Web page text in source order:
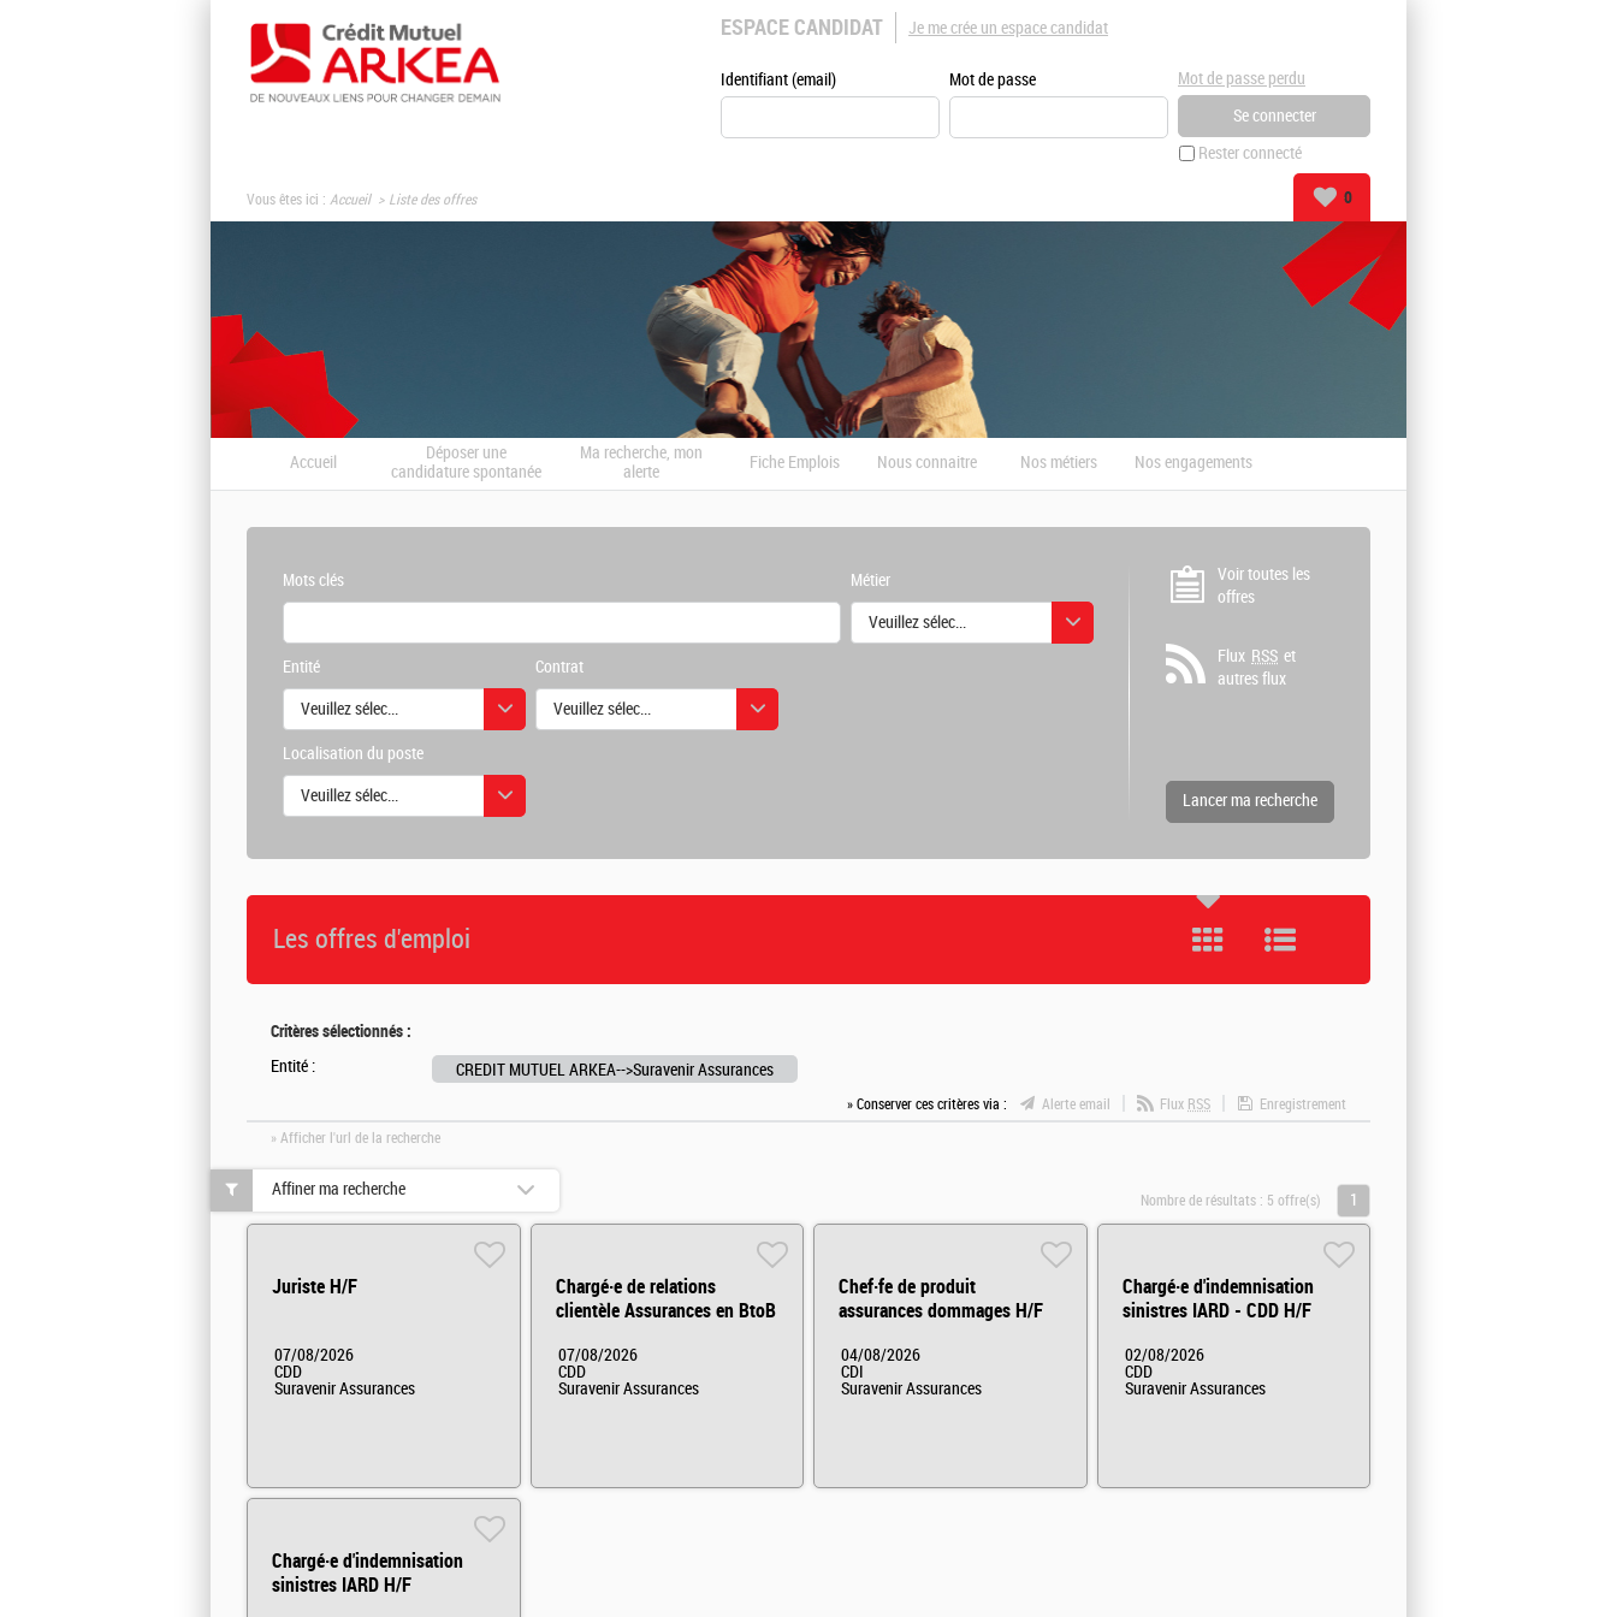
ESPACE CANDIDAT
Identifiant (email) Mot de passe
Rester connecté
Mot de passe perdu
Je me crée un espace candidat
Vous êtes ici : Accueil Liste des offres 0
Accueil
Déposer une
candidature spontanée
Ma recherche, mon
alerte
Fiche Emplois Nous connaitre Nos métiers Nos engagements
Mots clés Métier
Veuillez sélectionner une ou des valeurs
Entité
Veuillez sélectionner une ou des valeurs
Contrat
Veuillez sélectionner une ou des valeurs
Localisation du poste
Veuillez sélectionner une ou des valeurs
Voir toutes les
offres
Flux RSS et
autres flux
Les offres d'emploi
Critères sélectionnés :
Entité : CREDIT MUTUEL ARKEA-->Suravenir Assurances
» Conserver ces critères via : Alerte email Flux RSS
Enregistrement
» Afficher l'url de la recherche
Nombre de résultats : 5 offre(s) 1
Juriste H/F
07/08/2026
CDD
Suravenir Assurances
Chargé·e de relations
clientèle Assurances en BtoB
07/08/2026
CDD
Suravenir Assurances
Chef·fe de produit
assurances dommages H/F
04/08/2026
CDI
Suravenir Assurances
Chargé·e d'indemnisation
sinistres IARD - CDD H/F
02/08/2026
CDD
Suravenir Assurances
Chargé·e d'indemnisation
sinistres IARD H/F
Affiner ma recherche